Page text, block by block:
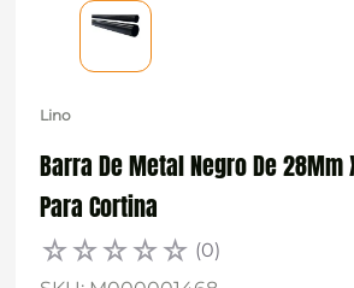
Lino
Barra De Metal Negro De
Para Cortina
☆☆☆☆☆ (0)